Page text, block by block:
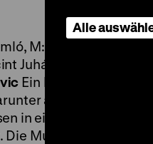
M: Levente
Juhász, Gábor
Ein bezeichnender
auch Erzsi Sz?
in einem
Mutter hatte das
Alle